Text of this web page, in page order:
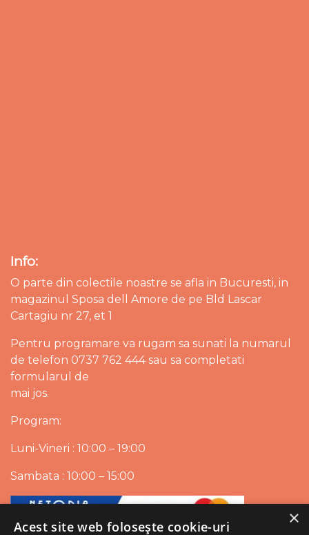
Info:
O parte din colectile noastre se afla in Bucuresti, in
magazinul Sposa dell Amore de pe Bld Lascar
Cartagiu nr 27, et 1
Pentru programare va rugam sa sunati la numarul
de telefon 0737 762 444 sau sa completati
formularul de
mai jos.
Program:
Luni-Vineri : 10:00 – 19:00
Sambata : 10:00 – 15:00
×
Acest site web folosește cookie-uri